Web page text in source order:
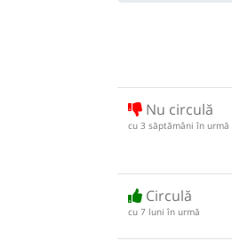
Nu circulă
cu 3 săptămâni în urmă
Circulă
cu 7 luni în urmă